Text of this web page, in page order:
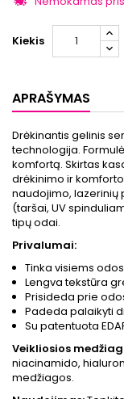
Kiekis
APRAŠYMAS
Drėkinantis gelinis
technologija.
komfortą. Skirtas
drėkinimo ir
naudojimo, lazerinių
(taršai, UV
tipų odai.
Privalumai:
Tinka visiems
Lengva tekstūra
Prisideda prie
Padeda palaikyti
Su patentuota
Veikliosios
niacinamido,
medžiagos.